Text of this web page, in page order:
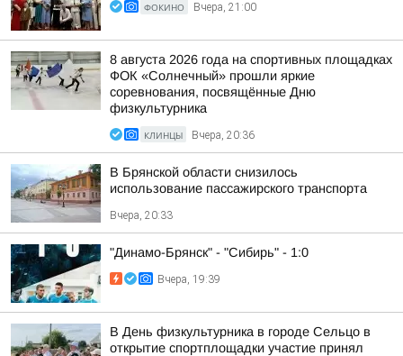
ФОКИНО Вчера, 21:00
8 августа 2026 года на спортивных площадках
ФОК «Солнечный» прошли яркие
соревнования, посвящённые Дню
физкультурника
КЛИНЦЫ Вчера, 20:36
В Брянской области снизилось
использование пассажирского транспорта
Вчера, 20:33
"Динамо-Брянск" - "Сибирь" - 1:0
Вчера, 19:39
В День физкультурника в городе Сельцо в
открытие спортплощадки участие принял